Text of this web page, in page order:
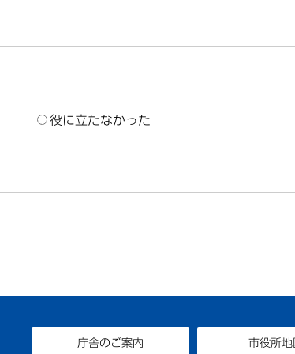
役に立たなかった
庁舎のご案内 市役所地